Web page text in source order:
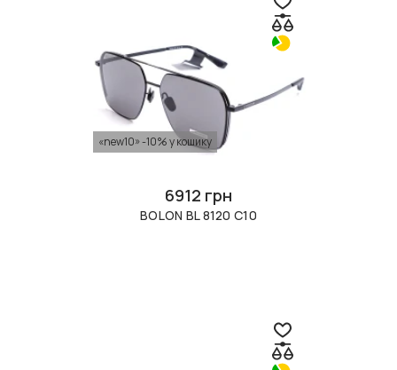
«new10» -10% у кошику
6912 грн
BOLON BL 8120 C10